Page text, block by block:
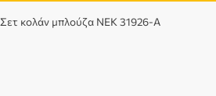
Σετ κολάν μπλούζα NEK 31926-A